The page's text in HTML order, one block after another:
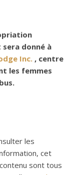
donné à
Inc. , centre
les femmes
les
cet
sont tous